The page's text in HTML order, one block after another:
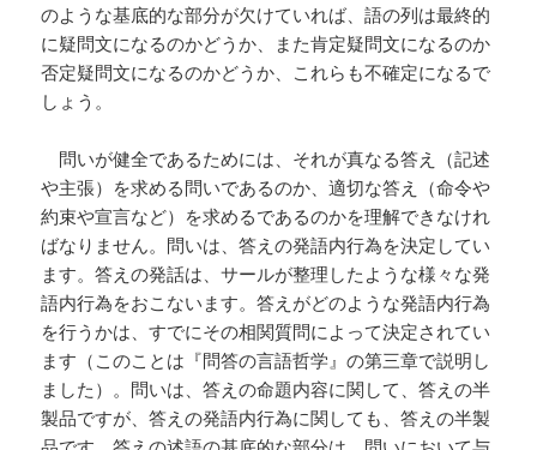
のような基底的な部分が欠けていれば、語の列は最終的
に疑問文になるのかどうか、また肯定疑問文になるのか
否定疑問文になるのかどうか、これらも不確定になるで
しょう。
問いが健全であるためには、それが真なる答え（記述
や主張）を求める問いであるのか、適切な答え（命令や
約束や宣言など）を求めるであるのかを理解できなけれ
ばなりません。問いは、答えの発語内行為を決定してい
ます。答えの発話は、サールが整理したような様々な発
語内行為をおこないます。答えがどのような発語内行為
を行うかは、すでにその相関質問によって決定されてい
ます（このことは『問答の言語哲学』の第三章で説明し
ました）。問いは、答えの命題内容に関して、答えの半
製品ですが、答えの発語内行為に関しても、答えの半製